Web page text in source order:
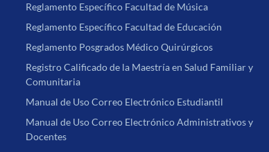
Reglamento Específico Facultad de Música
Reglamento Específico Facultad de Educación
Reglamento Posgrados Médico Quirúrgicos
Registro Calificado de la Maestría en Salud Familiar y
Comunitaria
Manual de Uso Correo Electrónico Estudiantil
Manual de Uso Correo Electrónico Administrativos y
Docentes